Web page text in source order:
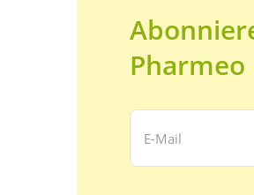
Ihre E-Mail Adresse: